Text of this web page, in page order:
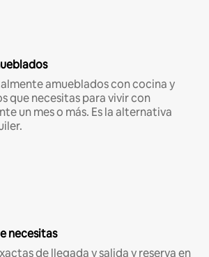
amueblados con cocina y
que necesitas para vivir con
un mes o más. Es la alternativa
necesitas
de llegada y salida y reserva en